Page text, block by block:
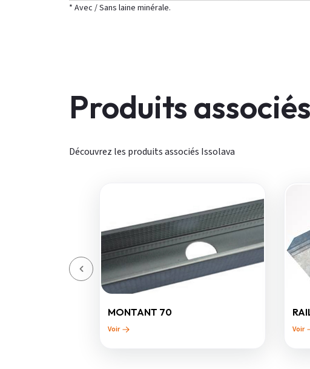
* Avec / Sans laine minérale.
Produits associés
Découvrez les produits associés Issolava
MONTANT 70
Voir Voir